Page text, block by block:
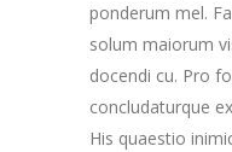
ponderum mel.
solum maiorum
docendi cu. Pro
concludaturque
His quaestio